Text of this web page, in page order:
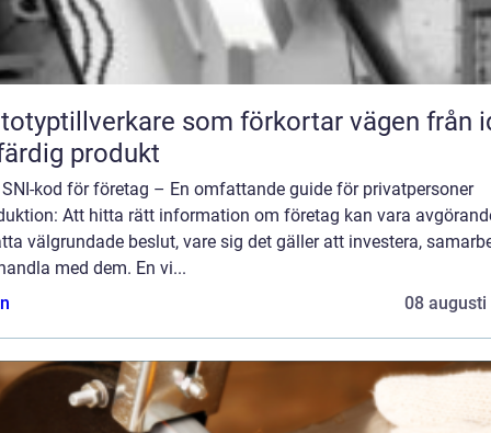
som förkortar vägen från
produkt
kod för företag – En omfattande guide för privatpersoner
Att hitta rätt information om företag kan vara
välgrundade beslut, vare sig det gäller att investera,
med dem. En vi...
08 augusti